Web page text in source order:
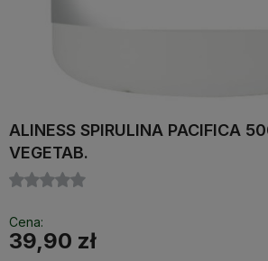
ALINESS SPIRULINA PACIFICA
VEGETAB.
Cena:
39,90 zł